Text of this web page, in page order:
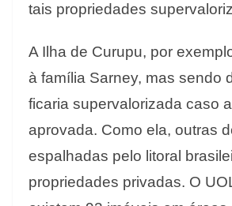
tais propriedades
A Ilha de Curupu, por
à família Sarney, mas sendo
ficaria supervalorizada caso
aprovada. Como ela, outras
espalhadas pelo litoral
propriedades privadas. O